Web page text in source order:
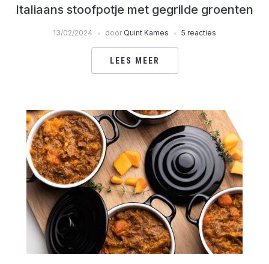
Italiaans stoofpotje met gegrilde groenten
13/02/2024 door Quint Kames 5 reacties
LEES MEER